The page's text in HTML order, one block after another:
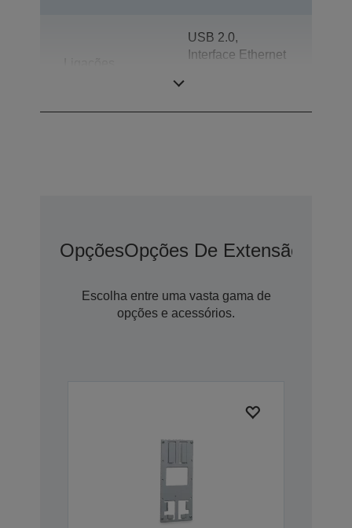
USB 2.0,
Interface Ethernet
OpçõesOpções De Extensão De
Escolha entre uma vasta gama de
opções e acessórios.